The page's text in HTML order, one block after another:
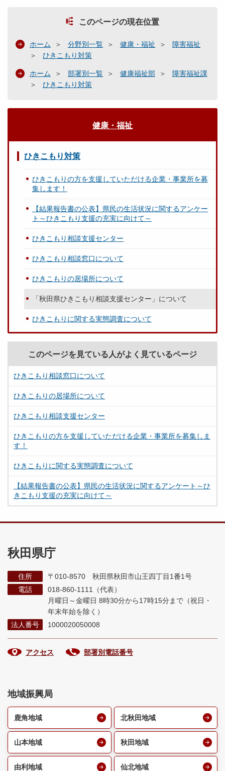
このページの現在位置
ホーム 分野別一覧 健康・福祉
障害福祉
ひきこもり対策
ホーム 部署別一覧 健康福祉部
障害福祉課
ひきこもり対策
健康・福祉
ひきこもり対策
ひきこもりの方を支援していただける企業・事業所を募
集します！
【結果報告書の公表】県民の生活状況に関するアンケー
ト～ひきこもり支援の充実に向けて～
ひきこもり相談支援センター
ひきこもり相談窓口について
ひきこもりの居場所について
「秋田県ひきこもり相談支援センター」について
ひきこもりに関する実態調査について
このページを見ている人がよく見ているページ
ひきこもり相談窓口について
ひきこもりの居場所について
ひきこもり相談支援センター
ひきこもりの方を支援していただける企業・事業所を募集しま
す！
ひきこもりに関する実態調査について
【結果報告書の公表】県民の生活状況に関するアンケート～ひ
きこもり支援の充実に向けて～
秋田県庁
住所
〒010-8570 秋田県秋田市山王四丁目1番1号
電話
018-860-1111（代表）
月曜日～金曜日 8時30分から17時15分まで （祝日・
年末年始を除く）
法人番号
1000020050008
アクセス 部署別電話番号
地域振興局
鹿角地域 北秋田地域
山本地域 秋田地域
由利地域 仙北地域